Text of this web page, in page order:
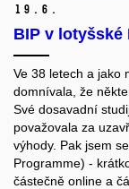
19. 6.
BIP v lotyšské
Ve 38 letech a jako
domnívala, že
Své dosavadní
považovala za
výhody. Pak jsem
Programme) -
částečně online a